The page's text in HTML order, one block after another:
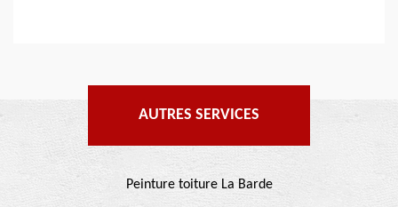
AUTRES SERVICES
Peinture toiture La Barde